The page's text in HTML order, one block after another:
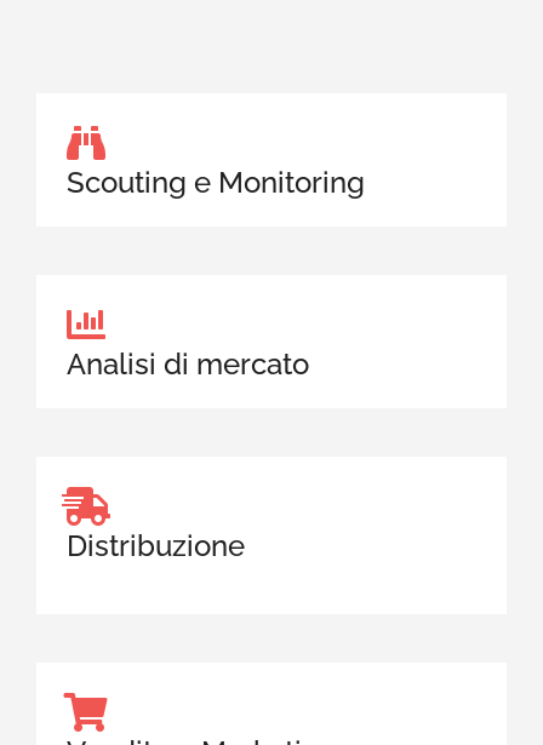
Scouting e Monitoring
Analisi di mercato
Distribuzione